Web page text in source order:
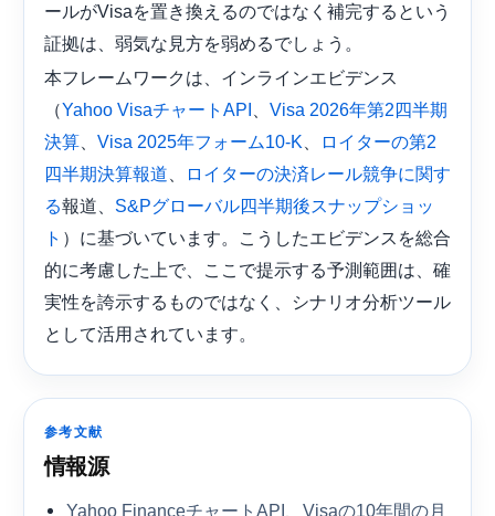
ールがVisaを置き換えるのではなく補完するという
証拠は、弱気な見方を弱めるでしょう。
本フレームワークは、インラインエビデンス
（Yahoo VisaチャートAPI
Visa 2026年第2四半期
決算
Visa 2025年フォーム10-K
ロイターの第2
四半期決算報道
ロイターの決済レール競争に関す
る報道、 S&Pグローバル四半期後スナップショッ
ト ）に基づいています。こうしたエビデンスを総合
的に考慮した上で、ここで提示する予測範囲は、確
実性を誇示するものではなく、シナリオ分析ツール
として活用されています。
参考文献
情報源
Yahoo FinanceチャートAPI、Visaの10年間の月